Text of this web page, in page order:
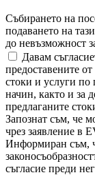
Събирането на
подаването на
до невъзможност
Давам
предоставените
стоки и услуги по
начин, както и за
предлаганите
Запознат съм, че
чрез заявление в
Информиран съм,
съгласие преди